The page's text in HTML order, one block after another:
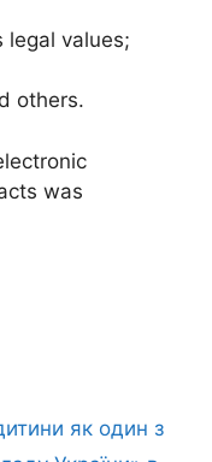
legal values;
others.
was
як один з